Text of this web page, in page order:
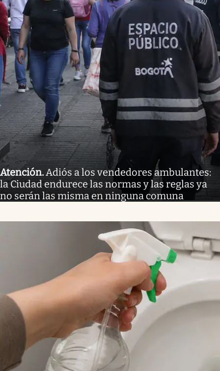
Atención.Adiós a los vendedores ambulantes:
la Ciudad endurece las normas y las reglas ya
no serán las misma en ninguna comuna